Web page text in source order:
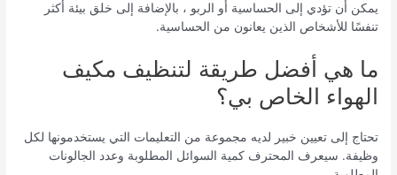
يمكن أن تؤدي إلى الحساسية أو الربو ، بالإضافة إلى خلق بيئة أكثر
تنفسًا للأشخاص الذين يعانون من الحساسية.
ما هي أفضل طريقة لتنظيف مكيف
الهواء الخاص بي؟
تحتاج إلى تعيين خبير لديه مجموعة من التعليمات التي يستخدمونها لكل
وظيفة. سيعرف المحترف كمية السوائل المطلوبة وعدد الجالونات